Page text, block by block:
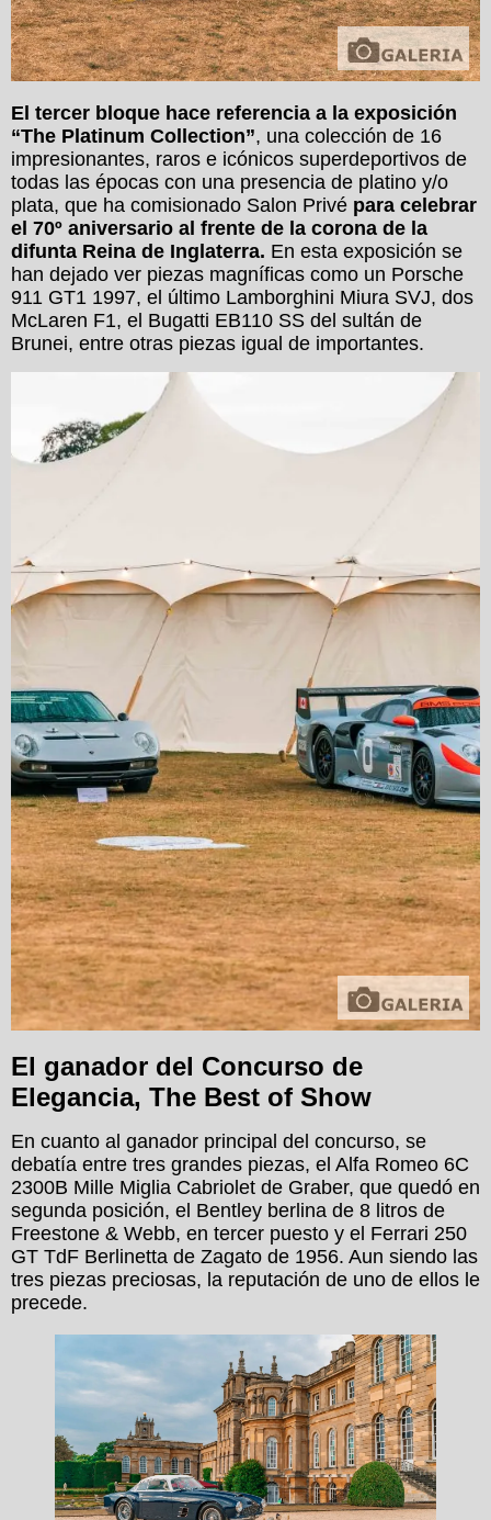
El tercer bloque hace referencia a la exposición
“The Platinum Collection”, una colección de 16
impresionantes, raros e icónicos superdeportivos de
todas las épocas con una presencia de platino y/o
plata, que ha comisionado Salon Privé para celebrar
el 70º aniversario al frente de la corona de la
difunta Reina de Inglaterra. En esta exposición se
han dejado ver piezas magníficas como un Porsche
911 GT1 1997, el último Lamborghini Miura SVJ, dos
McLaren F1, el Bugatti EB110 SS del sultán de
Brunei, entre otras piezas igual de importantes.
El ganador del Concurso de
Elegancia, The Best of Show
En cuanto al ganador principal del concurso, se
debatía entre tres grandes piezas, el Alfa Romeo 6C
2300B Mille Miglia Cabriolet de Graber, que quedó en
segunda posición, el Bentley berlina de 8 litros de
Freestone & Webb, en tercer puesto y el Ferrari 250
GT TdF Berlinetta de Zagato de 1956. Aun siendo las
tres piezas preciosas, la reputación de uno de ellos le
precede.